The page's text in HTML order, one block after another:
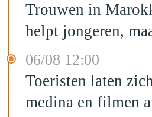
Trouwen in
helpt jongeren,
06/08 12:00
Toeristen laten
medina en filmen